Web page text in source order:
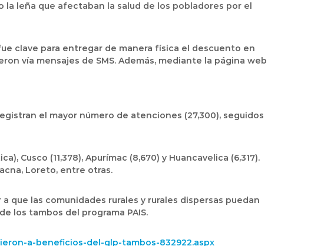
leña que afectaban la salud de los pobladores por el
clave para entregar de manera física el descuento en
vía mensajes de SMS. Además, mediante la página web
el mayor número de atenciones (27,300), seguidos
(11,378), Apurímac (8,670) y Huancavelica (6,317).
Loreto, entre otras.
las comunidades rurales y rurales dispersas puedan
los tambos del programa PAIS.
a-beneficios-del-glp-tambos-832922.aspx